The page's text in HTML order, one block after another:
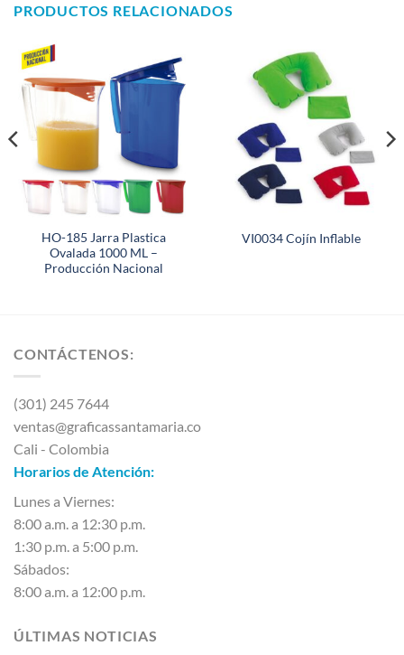
PRODUCTOS RELACIONADOS
HO-185 Jarra Plastica
Ovalada 1000 ML –
Producción Nacional
VI0034 Cojín Inflable
CONTÁCTENOS:
(301) 245 7644
ventas@graficassantamaria.co
Cali - Colombia
Horarios de Atención:
Lunes a Viernes:
8:00 a.m. a 12:30 p.m.
1:30 p.m. a 5:00 p.m.
Sábados:
8:00 a.m. a 12:00 p.m.
ÚLTIMAS NOTICIAS